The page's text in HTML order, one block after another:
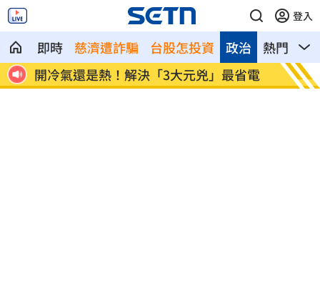
登入
即時 慈濟遭詐騙 台股怎投資 熱門 影
政治
最省電
金秀賢首公開受訪 將登印尼電視台節目